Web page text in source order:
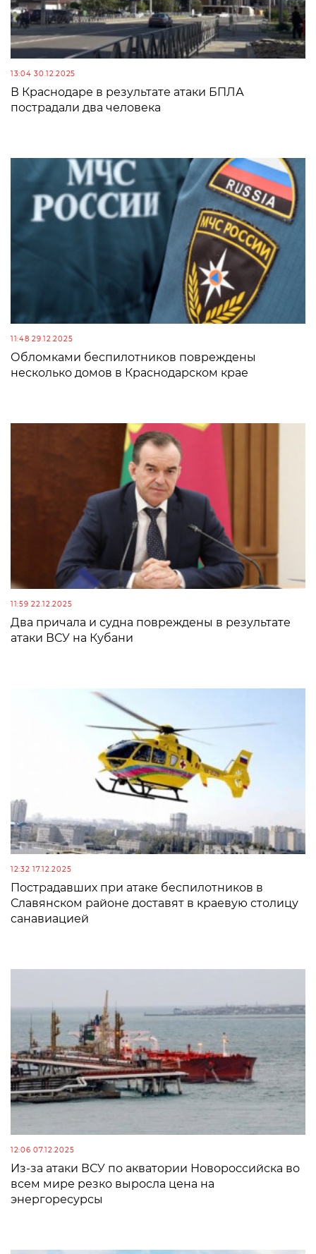
13:04 30.12.2025
В Краснодаре в результате атаки БПЛА
пострадали два человека
11:48 29.12.2025
Обломками беспилотников повреждены
несколько домов в Краснодарском крае
11:59 22.12.2025
Два причала и судна повреждены в результате
атаки ВСУ на Кубани
12:32 17.12.2025
Пострадавших при атаке беспилотников в
Славянском районе доставят в краевую столицу
санавиацией
12:06 07.12.2025
Из-за атаки ВСУ по акватории Новороссийска во
всем мире резко выросла цена на
энергоресурсы